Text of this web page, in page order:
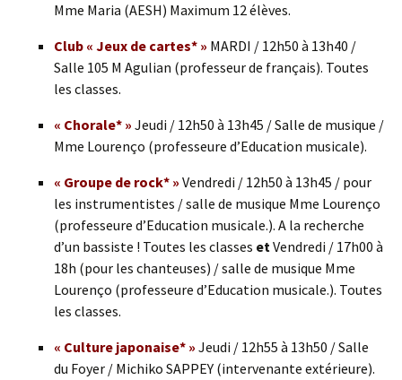
Mme Maria (AESH) Maximum 12 élèves.
Club « Jeux de cartes* » MARDI / 12h50 à 13h40 /
Salle 105 M Agulian (professeur de français). Toutes
les classes.
« Chorale* » Jeudi / 12h50 à 13h45 / Salle de musique /
Mme Lourenço (professeure d’Education musicale).
« Groupe de rock* » Vendredi / 12h50 à 13h45 / pour
les instrumentistes / salle de musique Mme Lourenço
(professeure d’Education musicale.). A la recherche
d’un bassiste ! Toutes les classes etVendredi / 17h00 à
18h (pour les chanteuses) / salle de musique Mme
Lourenço (professeure d’Education musicale.). Toutes
les classes.
« Culture japonaise* » Jeudi / 12h55 à 13h50 / Salle
du Foyer / Michiko SAPPEY (intervenante extérieure).